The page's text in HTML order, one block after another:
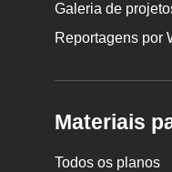
Galeria de
Reportagens por
Materiais
Todos os planos